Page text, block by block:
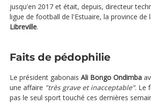
jusqu'en 2017 et était, depuis, directeur
ligue de football de l'Estuaire, la province de
Libreville.
Faits de pédophilie
Le président gabonais Ali Bongo Ondimba
une affaire "très grave et inacceptable". Le
pas le seul sport touché ces dernières